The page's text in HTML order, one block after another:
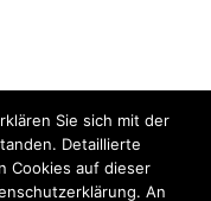
Sie sich mit der
Detaillierte
Cookies auf dieser
An